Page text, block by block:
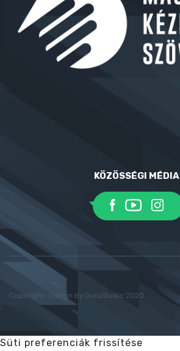
KÖZÖSSÉGI MÉDIA
Copyright- Design by GuruStudio 2020
Süti preferenciák frissítése